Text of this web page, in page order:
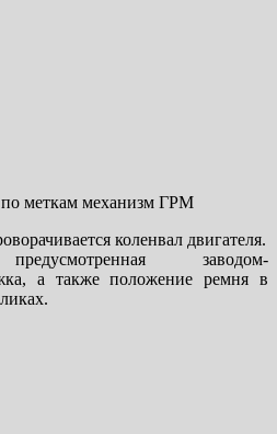
меткам механизм ГРМ
коленвал двигателя.
заводом-
а также положение ремня в